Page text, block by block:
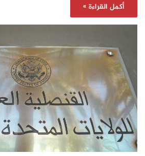
أكمل القراءة »